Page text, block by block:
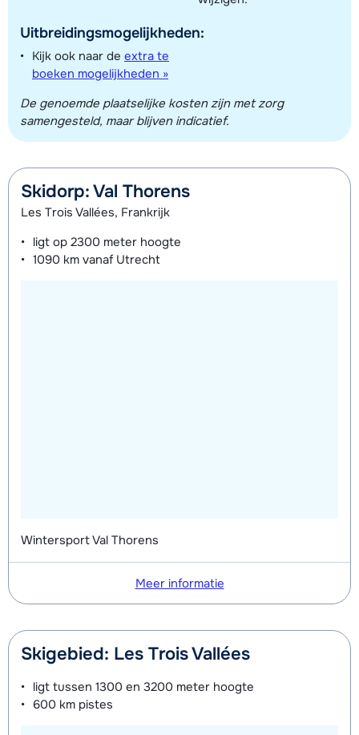
Uitbreidingsmogelijkheden:
Kijk ook naar de extra te
boeken mogelijkheden »
De genoemde plaatselijke kosten zijn met zorg
samengesteld, maar blijven indicatief.
Skidorp: Val Thorens
Les Trois Vallées, Frankrijk
ligt op 2300 meter hoogte
1090 km vanaf Utrecht
Wintersport Val Thorens
Meer informatie
Skigebied: Les Trois Vallées
ligt tussen 1300 en 3200 meter hoogte
600 km pistes